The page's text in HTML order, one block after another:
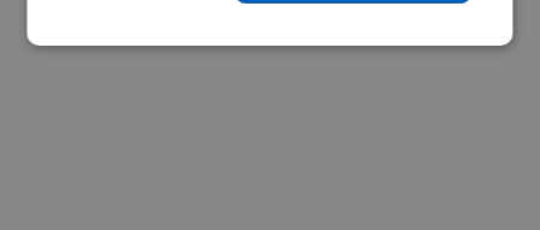
Строго
Ефективност